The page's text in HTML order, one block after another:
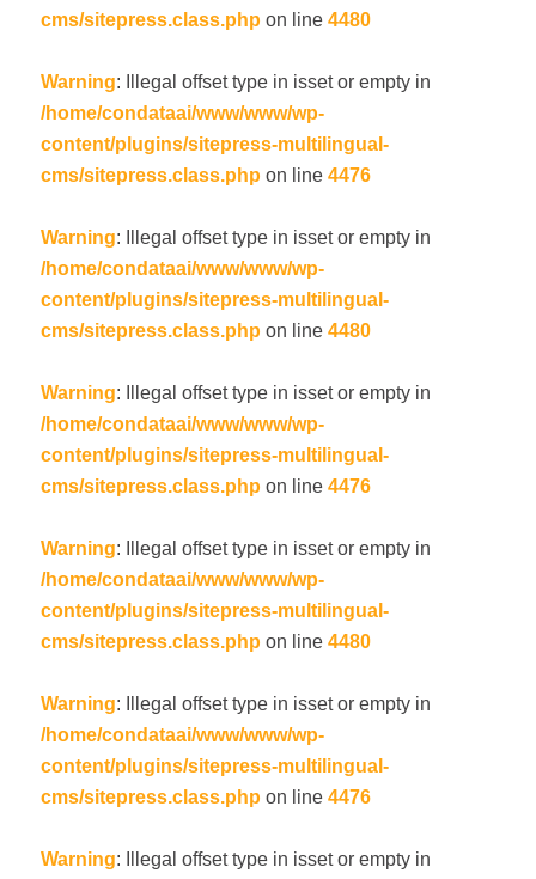
cms/sitepress.class.php on line 4480
Warning: Illegal offset type in isset or empty in
/home/condataai/www/www/wp-
content/plugins/sitepress-multilingual-
cms/sitepress.class.php on line 4476
Warning: Illegal offset type in isset or empty in
/home/condataai/www/www/wp-
content/plugins/sitepress-multilingual-
cms/sitepress.class.php on line 4480
Warning: Illegal offset type in isset or empty in
/home/condataai/www/www/wp-
content/plugins/sitepress-multilingual-
cms/sitepress.class.php on line 4476
Warning: Illegal offset type in isset or empty in
/home/condataai/www/www/wp-
content/plugins/sitepress-multilingual-
cms/sitepress.class.php on line 4480
Warning: Illegal offset type in isset or empty in
/home/condataai/www/www/wp-
content/plugins/sitepress-multilingual-
cms/sitepress.class.php on line 4476
Warning: Illegal offset type in isset or empty in